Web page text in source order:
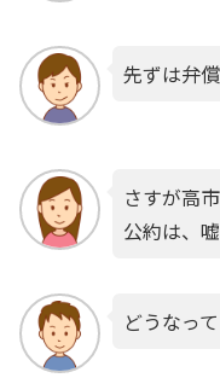
先ずは弁
さすが高
公約は、
どうなっ